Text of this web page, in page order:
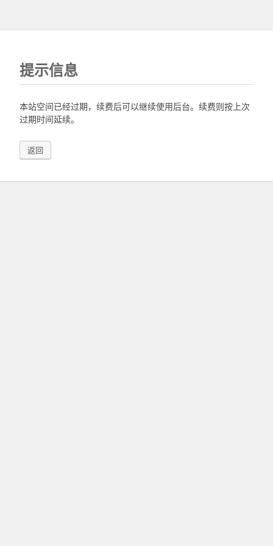
提示信息
本站空间已经过期，续费后可以继续使用后台。续费则按上次
过期时间延续。
返回